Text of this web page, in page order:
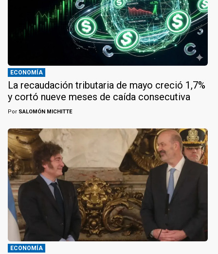
ECONOMÍA
La recaudación tributaria de mayo creció 1,7%
y cortó nueve meses de caída consecutiva
Por SALOMÓN MICHITTE
ECONOMÍA